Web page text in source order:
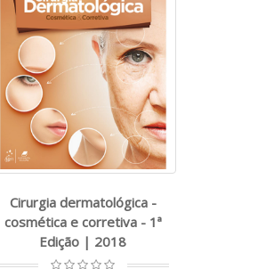
Cirurgia dermatológica -
cosmética e corretiva - 1ª
Edição | 2018